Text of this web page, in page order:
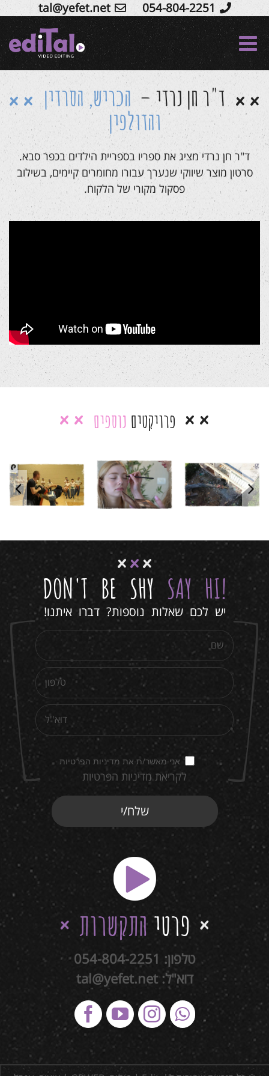
Skip
to
content
054-804-2251
tal@yefet.net
ד"ר חן נרדי –הכריש, הסרדין
והדולפין
ד"ר חן נרדי מציג את ספריו בספריית הילדים בכפר סבא.
סרטון מוצר שיווקי שנערך עבורו מחומרים קיימים, בשילוב
פסקול מקורי של הלקוח.
פרויקטים נוספים
סרטון שיווקי
קרב מגע
סרטי שיווק
לרשתות חברתיות
סרטון שיווקי
למאפרת
סרטי שיווק
לרשתות חברתיות
פרויקט פינוי
בינוי
סרטי שיווק
לרשתות חברתיות
!
DON'T BE SHY SAY HI
יש לכם שאלות נוספות? דברו איתנו!
אני מאשר/ת את מדיניות הפרטיות
לקריאת מדיניות הפרטיות
פרטיהתקשרות
טלפון: 054-804-2251
דוא"ל:tal@yefet.net